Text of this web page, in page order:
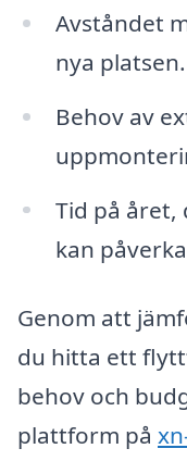
Avståndet
nya platsen.
Behov av
Tid på
kan
Genom att
du hitta ett
behov och
plattform på